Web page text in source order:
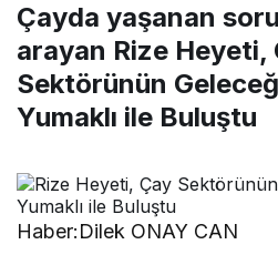
Çayda yaşanan
arayan Rize Heyeti,
Sektörünün
Yumaklı ile Buluştu
Haber:Dilek ONAY CAN